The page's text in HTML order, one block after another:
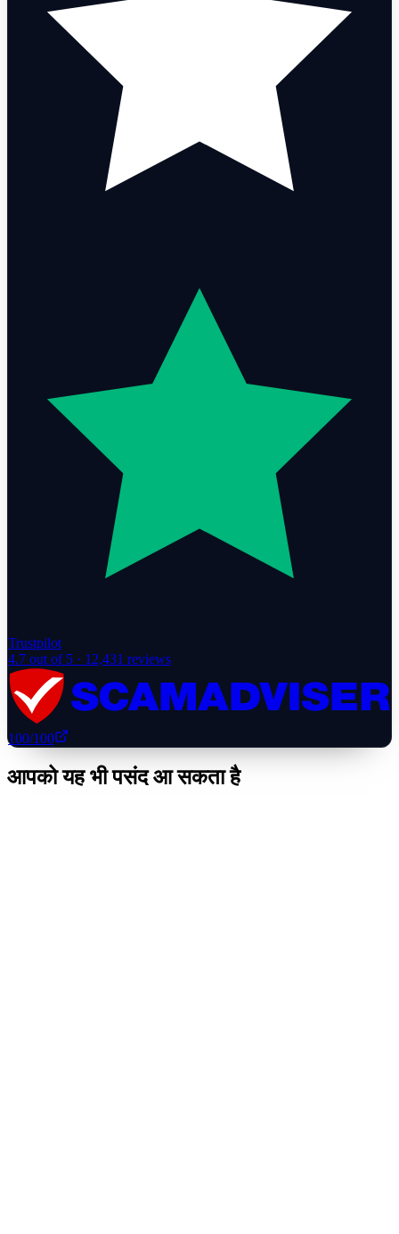
Trustpilot
4.7 out of 5 · 12,431 reviews
100/100
आपको यह भी पसंद आ सकता है